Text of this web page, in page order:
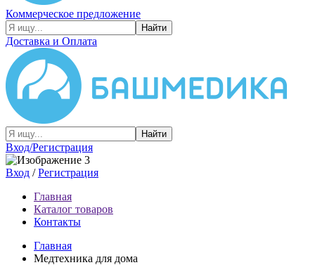
Коммерческое предложение
Найти
Доставка и Оплата
Найти
Вход/Регистрация
Вход /Регистрация
Главная
Каталог товаров
Контакты
Главная
Медтехника для дома